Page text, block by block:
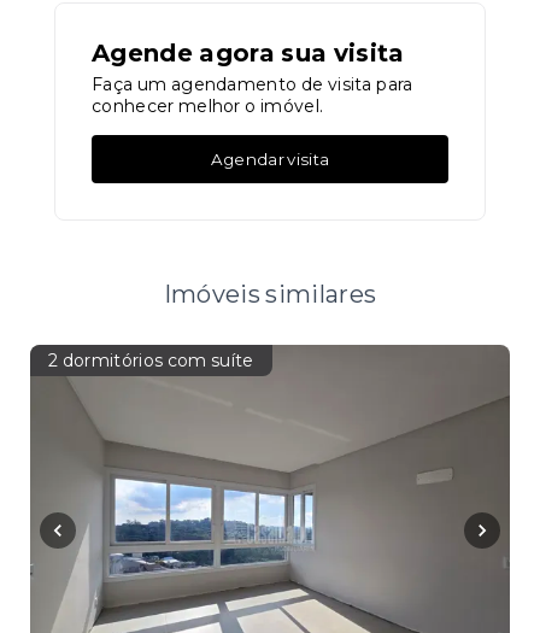
Agende agora sua visita
Faça um agendamento de visita para
conhecer melhor o imóvel.
Agendar visita
Imóveis similares
2 dormitórios com suíte